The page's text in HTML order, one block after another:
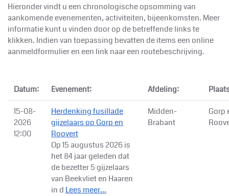
Hieronder vindt u een chronologische opsomming van
aankomende evenementen, activiteiten, bijeenkomsten. Meer
informatie kunt u vinden door op de betreffende links te
klikken. Indien van toepassing bevatten de items een online
aanmeldformulier en een link naar een routebeschrijving.
Datum: Evenement: Afdeling:
15-08-
2026
12:00
Herdenking fusillade
gijzelaars op Gorp en
Roovert
Op 15 augustus 2026 is
het 84 jaar geleden dat
de bezetter 5 gijzelaars
van Beekvliet en Haaren
in d Lees meer...
Midden-
Brabant
Gorp